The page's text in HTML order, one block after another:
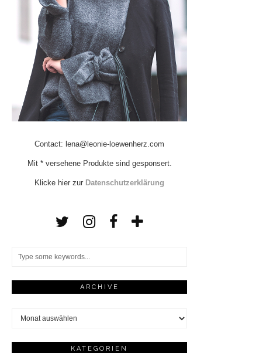
Contact: lena@leonie-loewenherz.com
Mit * versehene Produkte sind gesponsert.
Klicke hier zur Datenschutzerklärung
ARCHIVE
KATEGORIEN